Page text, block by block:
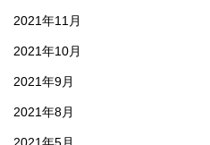
2021年11月
2021年10月
2021年9月
2021年8月
2021年5月